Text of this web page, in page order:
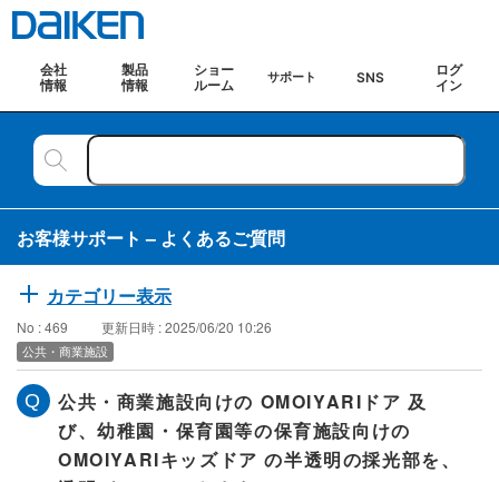
会社
情報
製品
情報
ショー
ルーム
サポート SNS
ログ
イン
お客様サポート – よくあるご質問
カテゴリー表示
No : 469 更新日時 : 2025/06/20 10:26
公共・商業施設
公共・商業施設向けの OMOIYARIドア 及
び、幼稚園・保育園等の保育施設向けの
OMOIYARIキッズドア の半透明の採光部を、